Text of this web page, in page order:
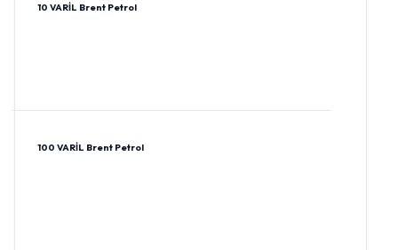
10 VARİL Brent Petrol
100 VARİL Brent Petrol